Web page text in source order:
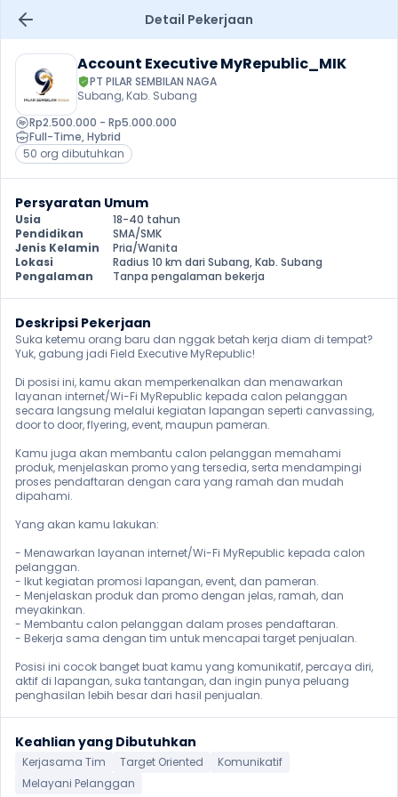
Detail Pekerjaan
Account Executive MyRepublic_MIK
PT PILAR SEMBILAN NAGA
Subang, Kab. Subang
Rp2.500.000 - Rp5.000.000
Full-Time, Hybrid
50 org dibutuhkan
Persyaratan Umum
Usia
18-40 tahun
Pendidikan
SMA/SMK
Jenis Kelamin
Pria/Wanita
Lokasi
Radius 10 km dari Subang, Kab. Subang
Pengalaman
Tanpa pengalaman bekerja
Deskripsi Pekerjaan
Suka ketemu orang baru dan nggak betah kerja diam di tempat?
Yuk, gabung jadi Field Executive MyRepublic!
Di posisi ini, kamu akan memperkenalkan dan menawarkan
layanan internet/Wi-Fi MyRepublic kepada calon pelanggan
secara langsung melalui kegiatan lapangan seperti canvassing,
door to door, flyering, event, maupun pameran.
Kamu juga akan membantu calon pelanggan memahami
produk, menjelaskan promo yang tersedia, serta mendampingi
proses pendaftaran dengan cara yang ramah dan mudah
dipahami.
Yang akan kamu lakukan:
- Menawarkan layanan internet/Wi-Fi MyRepublic kepada calon
pelanggan.
- Ikut kegiatan promosi lapangan, event, dan pameran.
- Menjelaskan produk dan promo dengan jelas, ramah, dan
meyakinkan.
- Membantu calon pelanggan dalam proses pendaftaran.
- Bekerja sama dengan tim untuk mencapai target penjualan.
Posisi ini cocok banget buat kamu yang komunikatif, percaya diri,
aktif di lapangan, suka tantangan, dan ingin punya peluang
penghasilan lebih besar dari hasil penjualan.
Keahlian yang Dibutuhkan
Kerjasama Tim Target Oriented
Komunikatif
Melayani Pelanggan